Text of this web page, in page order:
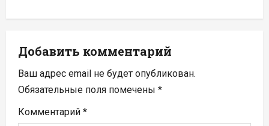
а
и
я
п
Добавить комментарий
Ваш адрес email не будет опубликован.
Обязательные поля помечены *
Комментарий *